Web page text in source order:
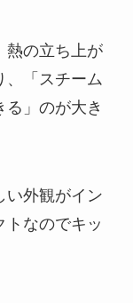
熱の立ち上が
、「スチーム
」のが大き
い外観がイン
トなのでキッ